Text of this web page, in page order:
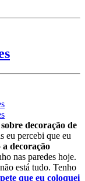
decoração de
eu percebi que eu
decoração
nas paredes hoje.
está tudo. Tenho
que eu coloquei